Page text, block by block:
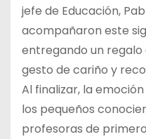
jefe de Educación,
acompañaron este
entregando un regalo
gesto de cariño y
Al finalizar, la
los pequeños
profesoras de